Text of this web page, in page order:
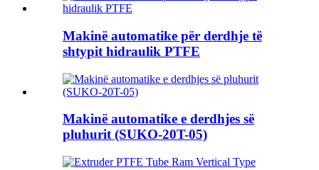
Makinë automatike për derdhje të
shtypit hidraulik PTFE
Makinë automatike e derdhjes së
pluhurit (SUKO-20T-05)